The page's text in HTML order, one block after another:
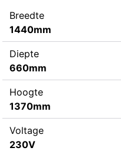
Breedte
1440mm
Diepte
660mm
Hoogte
1370mm
Voltage
230V